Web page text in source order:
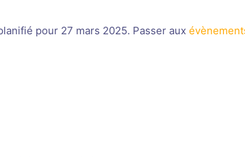
Notice
pour 27 mars 2025. Passer aux